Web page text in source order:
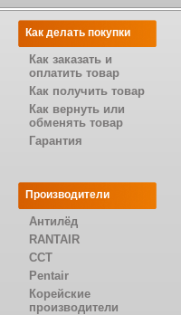
Как делать покупки
Как заказать и
оплатить товар
Как получить товар
Как вернуть или
обменять товар
Гарантия
Производители
Антилёд
RANTAIR
CCT
Pentair
Корейские
производители